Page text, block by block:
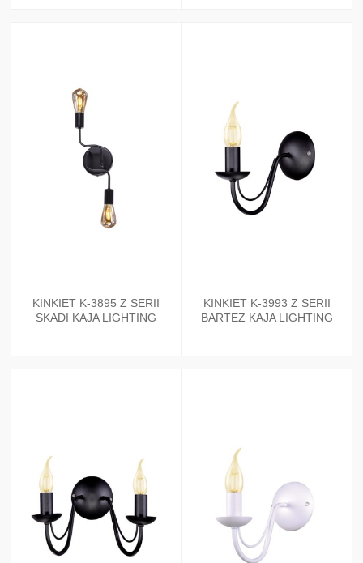
KINKIET K-3895 Z SERII
SKADI KAJA LIGHTING
KINKIET K-3993 Z SERII
BARTEZ KAJA LIGHTING